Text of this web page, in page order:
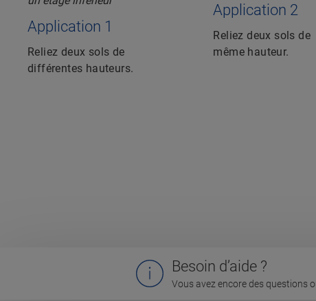
Application 1
Reliez deux sols de
différentes hauteurs.
Application 2
Reliez deux sols de
même hauteur.
Besoin d’aide ?
Vous avez encore des questions